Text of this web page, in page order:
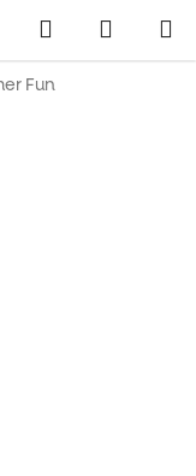
Hľadať
KOŠÍK
Fun